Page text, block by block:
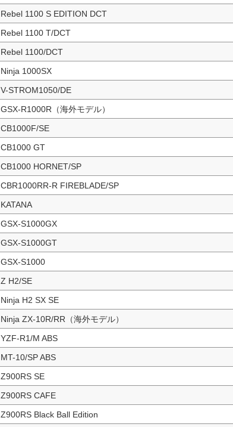
Rebel 1100 S EDITION DCT
Rebel 1100 T/DCT
Rebel 1100/DCT
Ninja 1000SX
V-STROM1050/DE
GSX-R1000R（海外モデル）
CB1000F/SE
CB1000 GT
CB1000 HORNET/SP
CBR1000RR-R FIREBLADE/SP
KATANA
GSX-S1000GX
GSX-S1000GT
GSX-S1000
Z H2/SE
Ninja H2 SX SE
Ninja ZX-10R/RR（海外モデル）
YZF-R1/M ABS
MT-10/SP ABS
Z900RS SE
Z900RS CAFE
Z900RS Black Ball Edition